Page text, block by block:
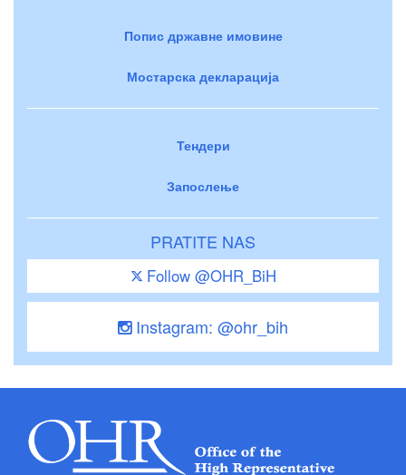
Попис државне имовине
Мостарска декларација
Тендери
Запослење
PRATITE NAS
Follow @OHR_BiH
Instagram: @ohr_bih